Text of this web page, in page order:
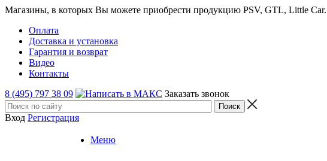
Магазины, в которых Вы можете приобрести продукцию PSV, GTL, Little Car.
Оплата
Доставка и установка
Гарантия и возврат
Видео
Контакты
8 (495) 797 38 09
Заказать звонок
Вход Регистрация
Меню